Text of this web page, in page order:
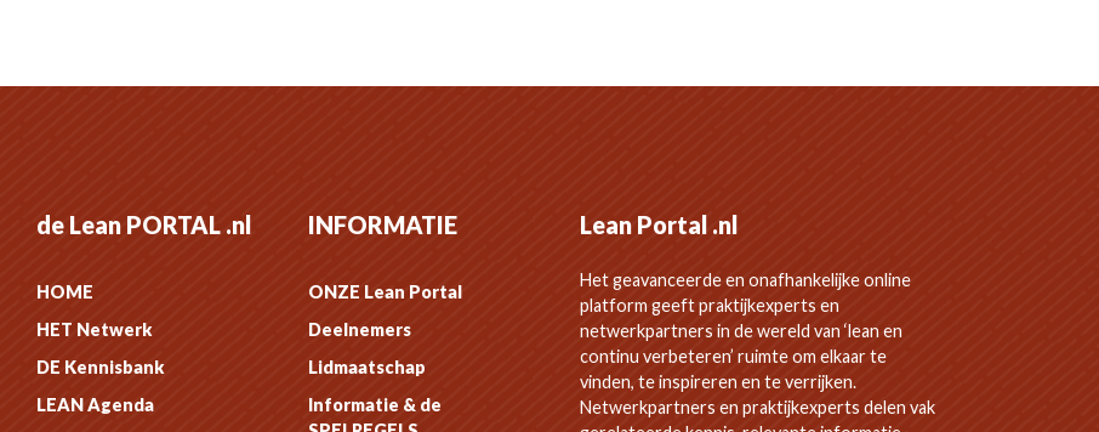
de Lean PORTAL .nl
HOME
HET Netwerk
DE Kennisbank
LEAN Agenda
INFORMATIE
ONZE Lean Portal
Deelnemers
Lidmaatschap
Informatie & de
Lean Portal .nl
Het geavanceerde en onafhankelijke online
platform geeft praktijkexperts en
netwerkpartners in de wereld van ‘lean en
continu verbeteren’ ruimte om elkaar te
vinden, te inspireren en te verrijken.
Netwerkpartners en praktijkexperts delen vak